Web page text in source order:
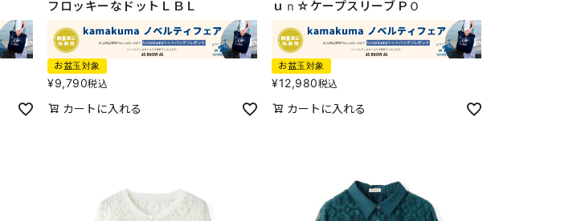
フロッキーなドットＬＢＬ
お盆玉対象
¥9,790税込
カートに入れる
ｕｎ☆ケープスリーブＰＯ
お盆玉対象
¥12,980税込
カートに入れる